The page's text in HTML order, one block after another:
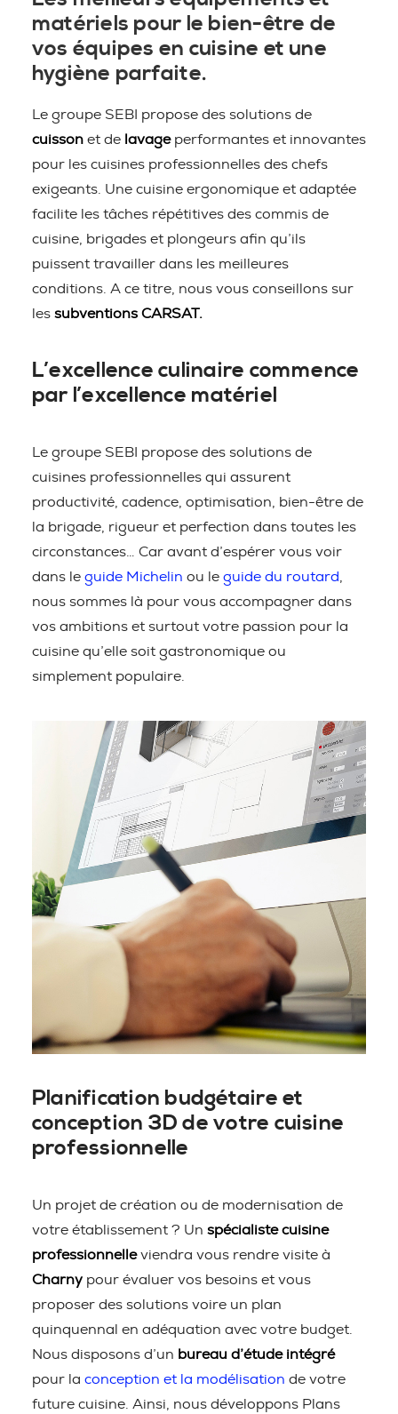
matériels pour le bien-être de
vos équipes en cuisine et une
hygiène parfaite.
Le groupe SEBI propose des solutions de
cuisson et de lavageperformantes et innovantes
pour les cuisines professionnelles des chefs
exigeants. Une cuisine ergonomique et adaptée
facilite les tâches répétitives des commis de
cuisine, brigades et plongeurs afin qu’ils
puissent travailler dans les meilleures
conditions. A ce titre, nous vous conseillons sur
les subventions CARSAT.
L’excellence culinaire commence
par l’excellence matériel
Le groupe SEBI propose des solutions de
cuisines professionnelles qui assurent
productivité, cadence, optimisation, bien-être de
la brigade, rigueur et perfection dans toutes les
circonstances… Car avant d’espérer vous voir
dans le guide Michelin ou le guide du routard
nous sommes là pour vous accompagner dans
vos ambitions et surtout votre passion pour la
cuisine qu’elle soit gastronomique ou
simplement populaire.
Planification budgétaire et
conception 3D de votre cuisine
professionnelle
Un projet de création ou de modernisation de
votre établissement ? Un spécialiste cuisine
professionnelleviendra vous rendre visite à
Charny pour évaluer vos besoins et vous
proposer des solutions voire un plan
quinquennal en adéquation avec votre budget.
Nous disposons d’un bureau d’étude intégré
pour la conception et la modélisation de votre
future cuisine. Ainsi, nous développons Plans